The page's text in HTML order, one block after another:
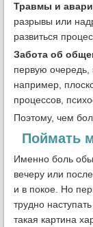
Травмы и
разрывы или
развиться
Забота об
первую очередь,
например,
процессов,
Поэтому, чем
Поймать
Именно боль
вечеру или
и в покое. Но
трудно
такая картина